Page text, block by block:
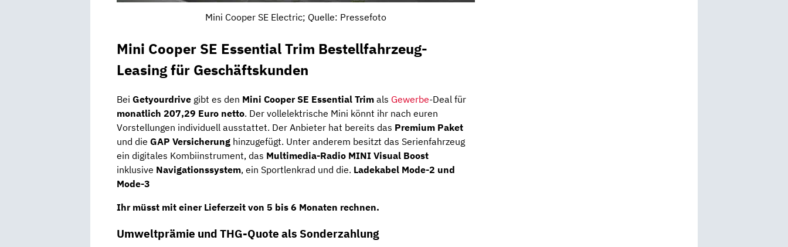
Mini Cooper SE Electric; Quelle: Pressefoto
Mini Cooper SE Essential Trim Bestellfahrzeug-
Leasing für Geschäftskunden
Bei Getyourdrive gibt es den Mini Cooper SE Essential Trim als Gewerbe-Deal für
monatlich 207,29 Euro netto. Der vollelektrische Mini könnt ihr nach euren
Vorstellungen individuell ausstattet. Der Anbieter hat bereits das Premium Paket
und die GAP Versicherung hinzugefügt. Unter anderem besitzt das Serienfahrzeug
ein digitales Kombiinstrument, das Multimedia-Radio MINI Visual Boost
inklusive Navigationssystem, ein Sportlenkrad und die. Ladekabel Mode-2 und
Mode-3
Ihr müsst mit einer Lieferzeit von 5 bis 6 Monaten rechnen.
Umweltprämie und THG-Quote als Sonderzahlung